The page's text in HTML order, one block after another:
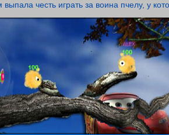
честь играть за воина пчелу, у